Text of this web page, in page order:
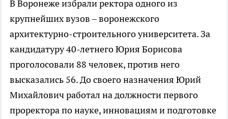
В Воронеже избрали ректора одного из
крупнейших вузов – воронежского
архитектурно-строительного университета. За
кандидатуру 40-летнего Юрия Борисова
проголосовали 88 человек, против него
высказались 56. До своего назначения Юрий
Михайлович работал на должности первого
проректора по науке, инновациям и подготовке